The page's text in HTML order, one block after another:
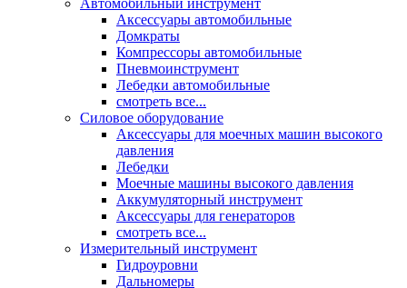
Автомобильный инструмент
Аксессуары автомобильные
Домкраты
Компрессоры автомобильные
Пневмоинструмент
Лебедки автомобильные
смотреть все...
Силовое оборудование
Аксессуары для моечных машин высокого
давления
Лебедки
Моечные машины высокого давления
Аккумуляторный инструмент
Аксессуары для генераторов
смотреть все...
Измерительный инструмент
Гидроуровни
Дальномеры